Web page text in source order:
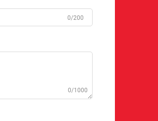
0/200
0/1000